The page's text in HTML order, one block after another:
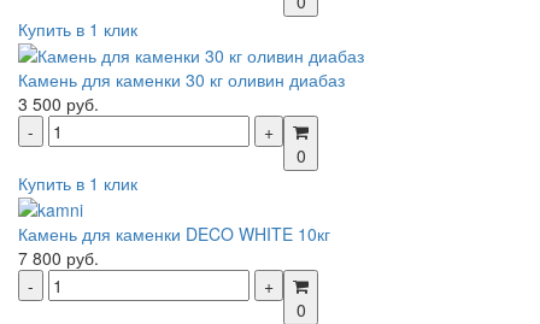
Купить в 1 клик
Камень для каменки 30 кг оливин диабаз
3 500 руб.
0
Купить в 1 клик
Камень для каменки DECO WHITE 10кг
7 800 руб.
0